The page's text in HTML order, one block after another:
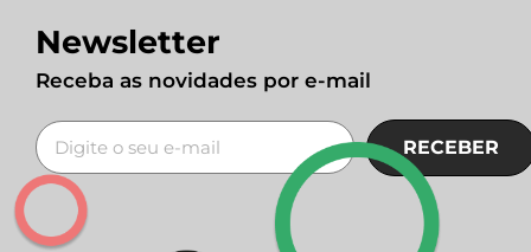
Newsletter
Receba as novidades por e-mail
RECEBER